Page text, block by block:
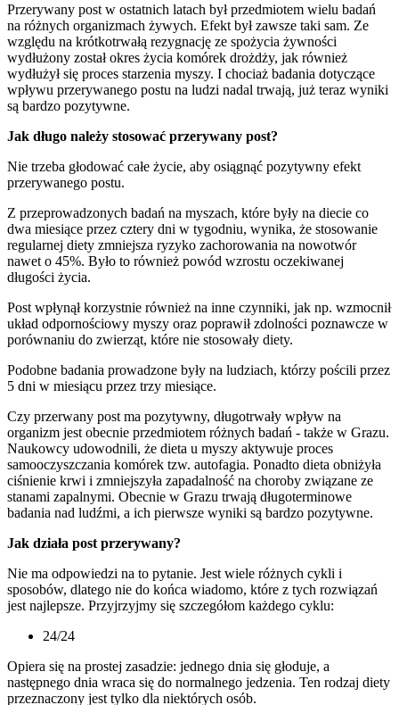
Przerywany post w ostatnich latach był przedmiotem wielu badań
na różnych organizmach żywych. Efekt był zawsze taki sam. Ze
względu na krótkotrwałą rezygnację ze spożycia żywności
wydłużony został okres życia komórek drożdży, jak również
wydłużył się proces starzenia myszy. I chociaż badania dotyczące
wpływu przerywanego postu na ludzi nadal trwają, już teraz wyniki
są bardzo pozytywne.
Jak długo należy stosować przerywany post?
Nie trzeba głodować całe życie, aby osiągnąć pozytywny efekt
przerywanego postu.
Z przeprowadzonych badań na myszach, które były na diecie co
dwa miesiące przez cztery dni w tygodniu, wynika, że stosowanie
regularnej diety zmniejsza ryzyko zachorowania na nowotwór
nawet o 45%. Było to również powód wzrostu oczekiwanej
długości życia.
Post wpłynął korzystnie również na inne czynniki, jak np. wzmocnił
układ odpornościowy myszy oraz poprawił zdolności poznawcze w
porównaniu do zwierząt, które nie stosowały diety.
Podobne badania prowadzone były na ludziach, którzy pościli przez
5 dni w miesiącu przez trzy miesiące.
Czy przerwany post ma pozytywny, długotrwały wpływ na
organizm jest obecnie przedmiotem różnych badań - także w Grazu.
Naukowcy udowodnili, że dieta u myszy aktywuje proces
samooczyszczania komórek tzw. autofagia. Ponadto dieta obniżyła
ciśnienie krwi i zmniejszyła zapadalność na choroby związane ze
stanami zapalnymi. Obecnie w Grazu trwają długoterminowe
badania nad ludźmi, a ich pierwsze wyniki są bardzo pozytywne.
Jak działa post przerywany?
Nie ma odpowiedzi na to pytanie. Jest wiele różnych cykli i
sposobów, dlatego nie do końca wiadomo, które z tych rozwiązań
jest najlepsze. Przyjrzyjmy się szczegółom każdego cyklu:
24/24
Opiera się na prostej zasadzie: jednego dnia się głoduje, a
następnego dnia wraca się do normalnego jedzenia. Ten rodzaj diety
przeznaczony jest tylko dla niektórych osób.